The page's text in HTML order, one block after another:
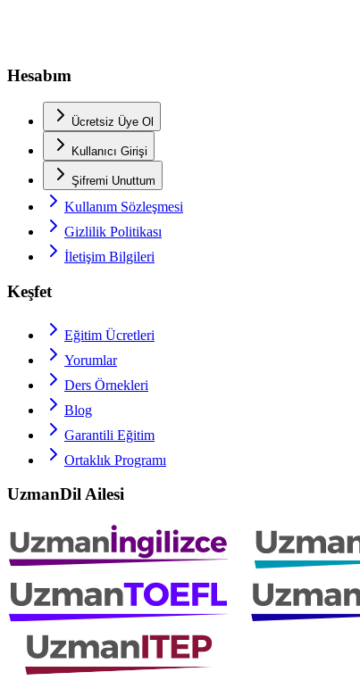
Hesabım
Ücretsiz Üye Ol
Kullanıcı Girişi
Şifremi Unuttum
Kullanım Sözleşmesi
Gizlilik Politikası
İletişim Bilgileri
Keşfet
Eğitim Ücretleri
Yorumlar
Ders Örnekleri
Blog
Garantili Eğitim
Ortaklık Programı
UzmanDil Ailesi